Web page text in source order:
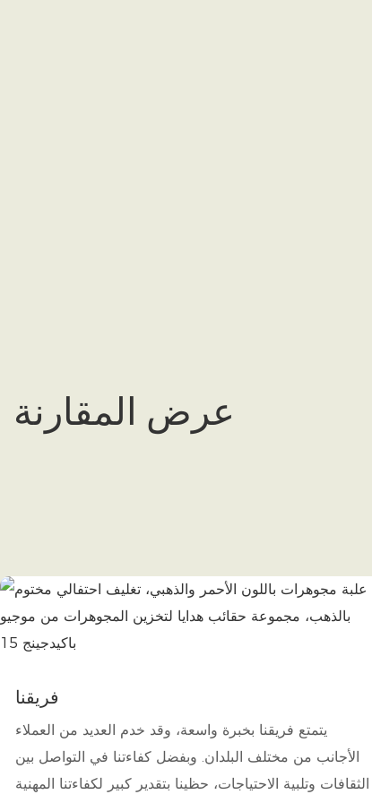
عرض المقارنة
فريقنا
يتمتع فريقنا بخبرة واسعة، وقد خدم العديد من العملاء
الأجانب من مختلف البلدان. ​​وبفضل كفاءتنا في التواصل بين
الثقافات وتلبية الاحتياجات، حظينا بتقدير كبير لكفاءتنا المهنية